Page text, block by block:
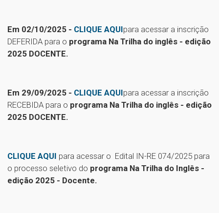
Em 02/10/2025 - CLIQUE AQUIpara acessar a inscrição
DEFERIDA para o programa Na Trilha do inglês - edição
2025 DOCENTE.
Em 29/09/2025 - CLIQUE AQUIpara acessar a inscrição
RECEBIDA para o programa Na Trilha do inglês - edição
2025 DOCENTE.
CLIQUE AQUI para acessar o Edital IN-RE 074/2025 para
o processo seletivo do programa Na Trilha do Inglês -
edição 2025 - Docente.